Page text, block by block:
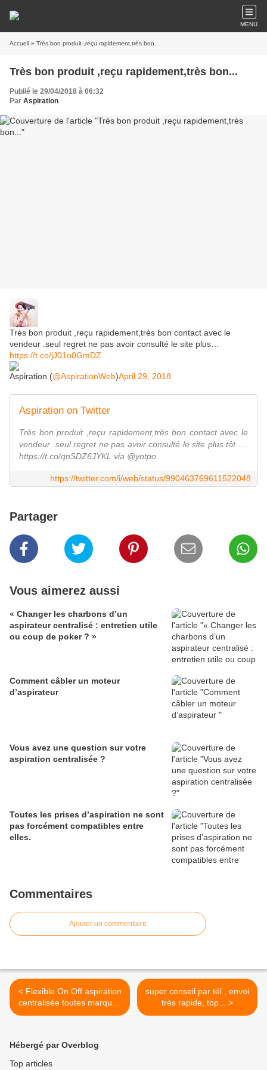
MENU
Accueil » Très bon produit ,reçu rapidement,très bon...
Très bon produit ,reçu rapidement,très bon...
Publié le 29/04/2018 à 06:32
Par Aspiration
Très bon produit ,reçu rapidement,très bon contact avec le
vendeur .seul regret ne pas avoir consulté le site plus…
https://t.co/jJ01o0GmDZ
Aspiration (@AspirationWeb)April 29, 2018
Aspiration on Twitter
Très bon produit ,reçu rapidement,très bon contact avec le
vendeur .seul regret ne pas avoir consulté le site plus tôt ....
https://t.co/qnSDZ6JYKL via @yotpo
https://twitter.com/i/web/status/990463769611522048
Partager
Vous aimerez aussi
« Changer les charbons d’un
aspirateur centralisé : entretien utile
ou coup de poker ? »
Comment câbler un moteur
d’aspirateur
Vous avez une question sur votre
aspiration centralisée ?
Toutes les prises d’aspiration ne sont
pas forcément compatibles entre
elles.
Commentaires
Ajouter un commentaire
< Flexible On Off aspiration
centralisée toutes marques
- Plastiflex
super conseil par tél , envoi
très rapide, top... >
Hébergé par Overblog
Top articles